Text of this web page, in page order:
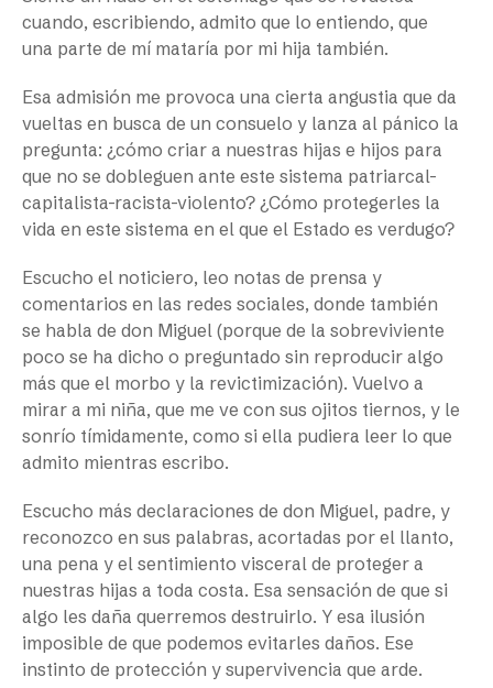
cuando, escribiendo, admito que lo entiendo, que
una parte de mí mataría por mi hija también.
Esa admisión me provoca una cierta angustia que da
vueltas en busca de un consuelo y lanza al pánico la
pregunta: ¿cómo criar a nuestras hijas e hijos para
que no se dobleguen ante este sistema patriarcal-
capitalista-racista-violento? ¿Cómo protegerles la
vida en este sistema en el que el Estado es verdugo?
Escucho el noticiero, leo notas de prensa y
comentarios en las redes sociales, donde también
se habla de don Miguel (porque de la sobreviviente
poco se ha dicho o preguntado sin reproducir algo
más que el morbo y la revictimización). Vuelvo a
mirar a mi niña, que me ve con sus ojitos tiernos, y le
sonrío tímidamente, como si ella pudiera leer lo que
admito mientras escribo.
Escucho más declaraciones de don Miguel, padre, y
reconozco en sus palabras, acortadas por el llanto,
una pena y el sentimiento visceral de proteger a
nuestras hijas a toda costa. Esa sensación de que si
algo les daña querremos destruirlo. Y esa ilusión
imposible de que podemos evitarles daños. Ese
instinto de protección y supervivencia que arde.